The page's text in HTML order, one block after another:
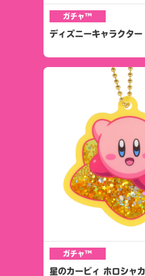
ガチャ™
ディズニーキャラクタ
ガチャ™
星のカービィ ホロシャ